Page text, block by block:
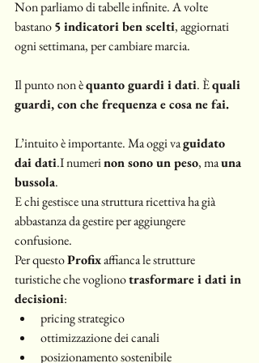
Non parliamo di tabelle infinite. A volte
bastano 5 indicatori ben scelti, aggiornati
ogni settimana, per cambiare marcia.
Il punto non è quanto guardi i dati. È quali
guardi, con che frequenza e cosa ne fai.
L’intuito è importante. Ma oggi va guidato
dai dati.I numeri non sono un peso, ma una
bussola.
E chi gestisce una struttura ricettiva ha già
abbastanza da gestire per aggiungere
confusione.
Per questo Profix affianca le strutture
turistiche che vogliono trasformare i dati in
decisioni:
pricing strategico
ottimizzazione dei canali
posizionamento sostenibile